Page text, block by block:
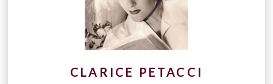
CLARICE PETACCI